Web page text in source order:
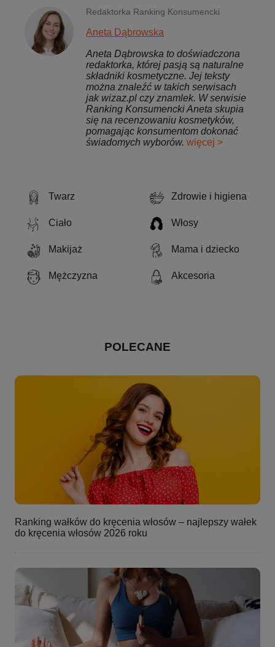
Twarz Zdrowie i higiena
Ciało Włosy
Makijaż Mama i dziecko
Mężczyzna Akcesoria
POLECANE
Ranking wałków do kręcenia włosów – najlepszy wałek
do kręcenia włosów 2026 roku
Redaktorka Ranking Konsumencki
Aneta Dąbrowska
Aneta Dąbrowska to doświadczona
redaktorka, której pasją są naturalne
składniki kosmetyczne. Jej teksty
można znaleźć w takich serwisach
jak wizaz.pl czy znamlek. W serwisie
Ranking Konsumencki Aneta skupia
się na recenzowaniu kosmetyków,
pomagając konsumentom dokonać
świadomych wyborów. więcej >